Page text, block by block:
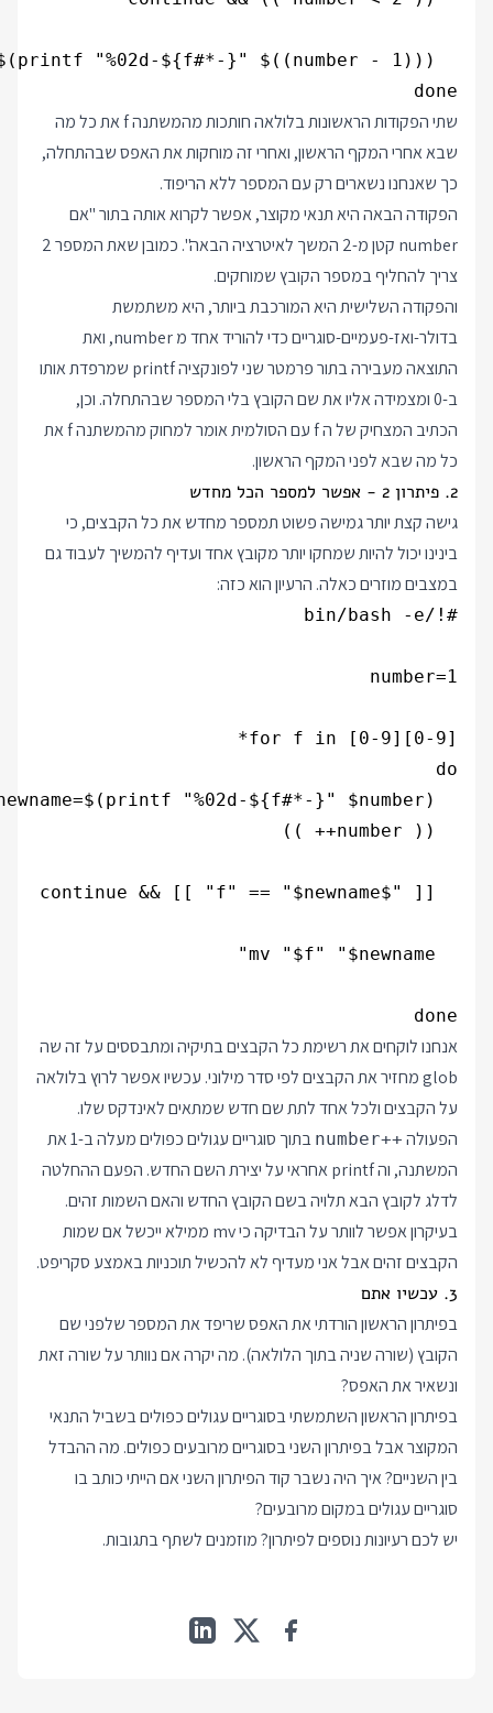
done
שתי הפקודות הראשונות בלולאה חותכות מהמשתנה f את כל מה
שבא אחרי המקף הראשון, ואחרי זה מוחקות את האפס שבהתחלה,
כך שאנחנו נשארים רק עם המספר ללא הריפוד.
הפקודה הבאה היא תנאי מקוצר, אפשר לקרוא אותה בתור "אם
number קטן מ-2 המשך לאיטרציה הבאה". כמובן שאת המספר 2
צריך להחליף במספר הקובץ שמוחקים.
והפקודה השלישית היא המורכבת ביותר, היא משתמשת
בדולר-ואז-פעמיים-סוגריים כדי להוריד אחד מ number, ואת
התוצאה מעבירה בתור פרמטר שני לפונקציה printf שמרפדת אותו
ב-0 ומצמידה אליו את שם הקובץ בלי המספר שבהתחלה. וכן,
הכתיב המצחיק של ה f עם הסולמית אומר למחוק מהמשתנה f את
כל מה שבא לפני המקף הראשון.
2. פיתרון 2 - אפשר למספר הכל מחדש
גישה קצת יותר גמישה פשוט תמספר מחדש את כל הקבצים, כי
בינינו יכול להיות שמחקו יותר מקובץ אחד ועדיף להמשיך לעבוד גם
במצבים מוזרים כאלה. הרעיון הוא כזה:
done
אנחנו לוקחים את רשימת כל הקבצים בתיקיה ומתבססים על זה שה
glob מחזיר את הקבצים לפי סדר מילוני. עכשיו אפשר לרוץ בלולאה
על הקבצים ולכל אחד לתת שם חדש שמתאים לאינדקס שלו.
הפעולה number++
בתוך סוגריים עגולים כפולים מעלה ב-1 את
המשתנה, וה printf אחראי על יצירת השם החדש. הפעם ההחלטה
לדלג לקובץ הבא תלויה בשם הקובץ החדש והאם השמות זהים.
בעיקרון אפשר לוותר על הבדיקה כי mv ממילא ייכשל אם שמות
הקבצים זהים אבל אני מעדיף לא להכשיל תוכניות באמצע סקריפט.
3. עכשיו אתם
בפיתרון הראשון הורדתי את האפס שריפד את המספר שלפני שם
הקובץ (שורה שניה בתוך הלולאה). מה יקרה אם נוותר על שורה זאת
ונשאיר את האפס?
בפיתרון הראשון השתמשתי בסוגריים עגולים כפולים בשביל התנאי
המקוצר אבל בפיתרון השני בסוגריים מרובעים כפולים. מה ההבדל
בין השניים? איך היה נשבר קוד הפיתרון השני אם הייתי כותב בו
סוגריים עגולים במקום מרובעים?
יש לכם רעיונות נוספים לפיתרון? מוזמנים לשתף בתגובות.